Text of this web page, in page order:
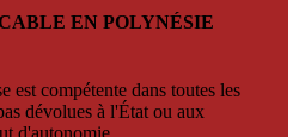
EN POLYNÉSIE
est compétente dans toutes les
dévolues à l'État ou aux